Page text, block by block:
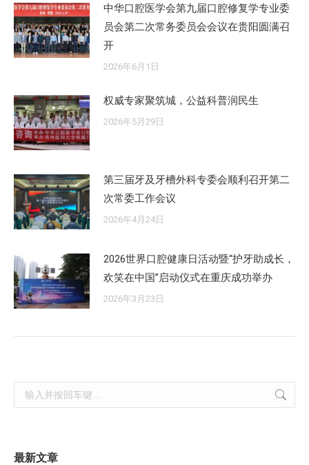
中华口腔医学会第九届口腔修复学专业委
员会第二次常务委员会会议在贵阳圆满召
开
2026年6月1日
权威专家聚筑城，公益科普润民生
2026年5月29日
第三届牙及牙槽外科专委会顺利召开第二
次常委工作会议
2026年4月24日
2026世界口腔健康日活动暨“护牙助成长，
欢笑在中国”启动仪式在重庆成功举办
2026年3月23日
Search:
最新文章